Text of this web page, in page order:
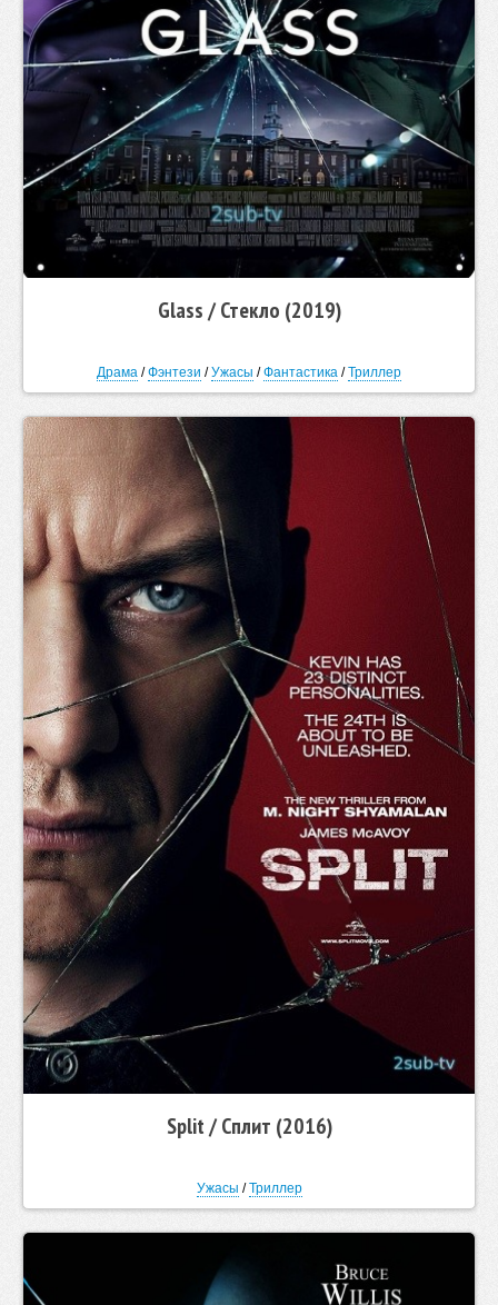
Glass / Стекло (2019)
Драма /Фэнтези /Ужасы /Фантастика /Триллер
Split / Сплит (2016)
Ужасы /Триллер